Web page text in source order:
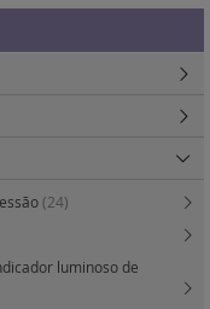
(24)
luminoso de